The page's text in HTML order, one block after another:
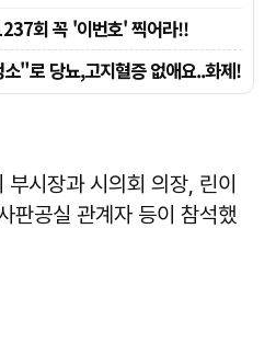
시장과 시의회 의장, 린이
판공실 관계자 등이 참석했